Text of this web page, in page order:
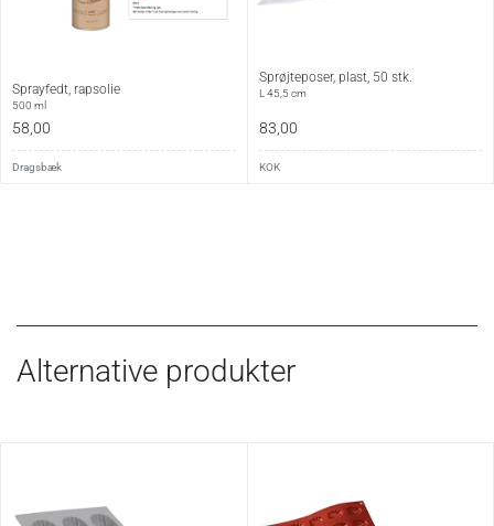
Sprayfedt, rapsolie
500 ml
58,00
Dragsbæk
Sprøjteposer, plast, 50 stk.
L 45,5 cm
83,00
KOK
Alternative produkter